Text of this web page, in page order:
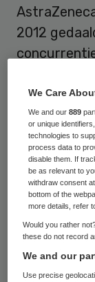
2012
2013
tijden.
De
kwam in
uit op 1,96
euro). De
8,7 miljard
We Care
We and our889
or unique
technologies to
process data to
disable them. If
be as relevant to
withdraw consent
bottom of the
more details, refer
Would you rather
these do not record
We and our
Use precise